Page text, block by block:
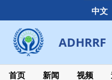
中文
to
content
ADHRRF
Secondary
Navigation
首页 新闻 视频